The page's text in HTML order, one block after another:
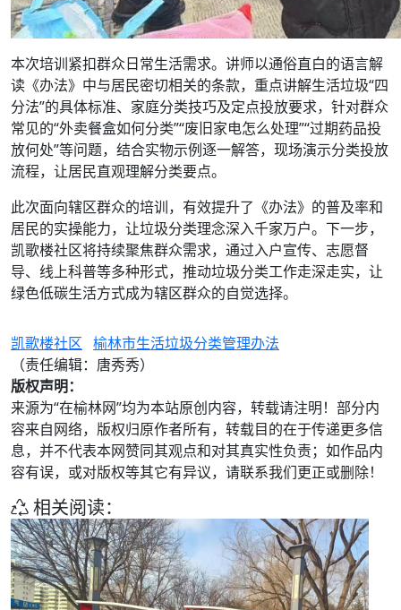
本次培训紧扣群众日常生活需求。讲师以通俗直白的语言解
读《办法》中与居民密切相关的条款，重点讲解生活垃圾“四
分法”的具体标准、家庭分类技巧及定点投放要求，针对群众
常见的“外卖餐盒如何分类”“废旧家电怎么处理”“过期药品投
放何处”等问题，结合实物示例逐一解答，现场演示分类投放
流程，让居民直观理解分类要点。
此次面向辖区群众的培训，有效提升了《办法》的普及率和
居民的实操能力，让垃圾分类理念深入千家万户。下一步，
凯歌楼社区将持续聚焦群众需求，通过入户宣传、志愿督
导、线上科普等多种形式，推动垃圾分类工作走深走实，让
绿色低碳生活方式成为辖区群众的自觉选择。
凯歌楼社区 榆林市生活垃圾分类管理办法
（责任编辑：唐秀秀）
版权声明：
来源为“在榆林网”均为本站原创内容，转载请注明！部分内
容来自网络，版权归原作者所有，转载目的在于传递更多信
息，并不代表本网赞同其观点和对其真实性负责；如作品内
容有误，或对版权等其它有异议，请联系我们更正或删除！
相关阅读：